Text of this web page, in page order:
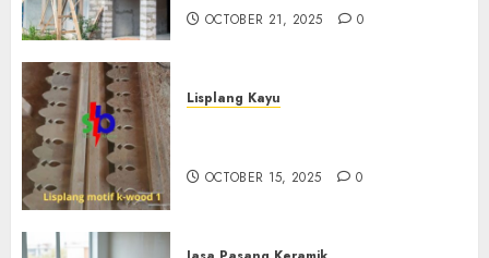
OCTOBER 21, 2025 0
Lisplang Kayu
OCTOBER 15, 2025 0